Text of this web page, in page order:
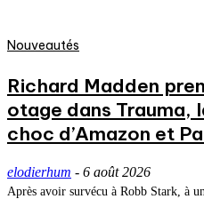
Nouveautés
Richard Madden
otage dans Trauma,
choc d’Amazon et
elodierhum - 6 août 2026
Après avoir survécu à Robb Stark, à